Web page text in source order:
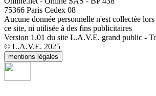
75366 Paris Cedex 08
Aucune donnée personnelle n'est collectée
ce site, ni utilisée à des fins publicitaires
Version 1.01 du site L.A.V.E. grand public -
© L.A.V.E. 2025
mentions légales